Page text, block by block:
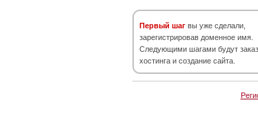
Первый шаг вы уже сделали,
зарегистрировав доменное имя.
Следующими шагами будут заказ
хостинга и создание сайта.